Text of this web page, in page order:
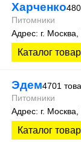
Харченко
Питомники
Каталог
Эдем4701
Питомники
Каталог